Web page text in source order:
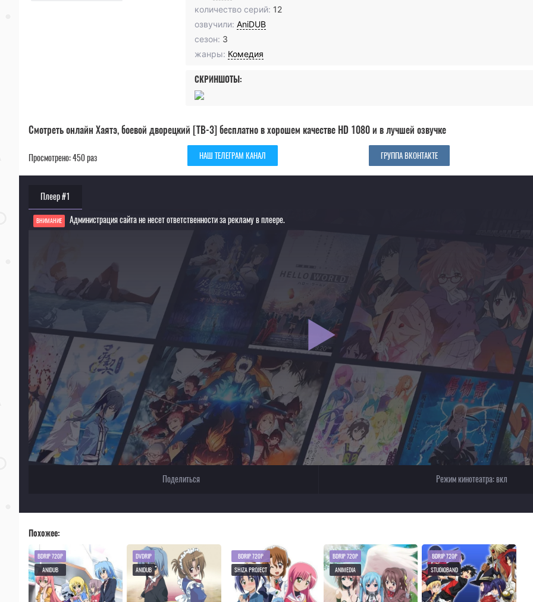
количество серий: 12
озвучили: AniDUB
сезон: 3
жанры: Комедия
СКРИНШОТЫ:
Смотреть онлайн Хаятэ, боевой дворецкий [ТВ-3] бесплатно в хорошем качестве HD 1080 и в лучшей озвучке
Просмотрено: 450 раз НАШ ТЕЛЕГРАМ КАНАЛ ГРУППА ВКОНТАКТЕ
Плеер #1
ВНИМАНИЕ
Администрация сайта не несет ответственности за рекламу в плеере.
Для просмотра некоторых аниме необходимо установить VPN
Текущее воспроизведение：Хаятэ, боевой дворецкий [ТВ-3]
Поделиться Режим кинотеатра:вкл
Похожее:
BDRIP 720P
ANIDUB
DVDRIP
ANIDUB
BDRIP 720P
SHIZA PROJECT
BDRIP 720P
ANIMEDIA
BDRIP 720P
STUDIOBAND